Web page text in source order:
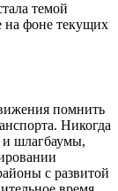
темой
на фоне текущих
помнить
Никогда
шлагбаумы,
с развитой